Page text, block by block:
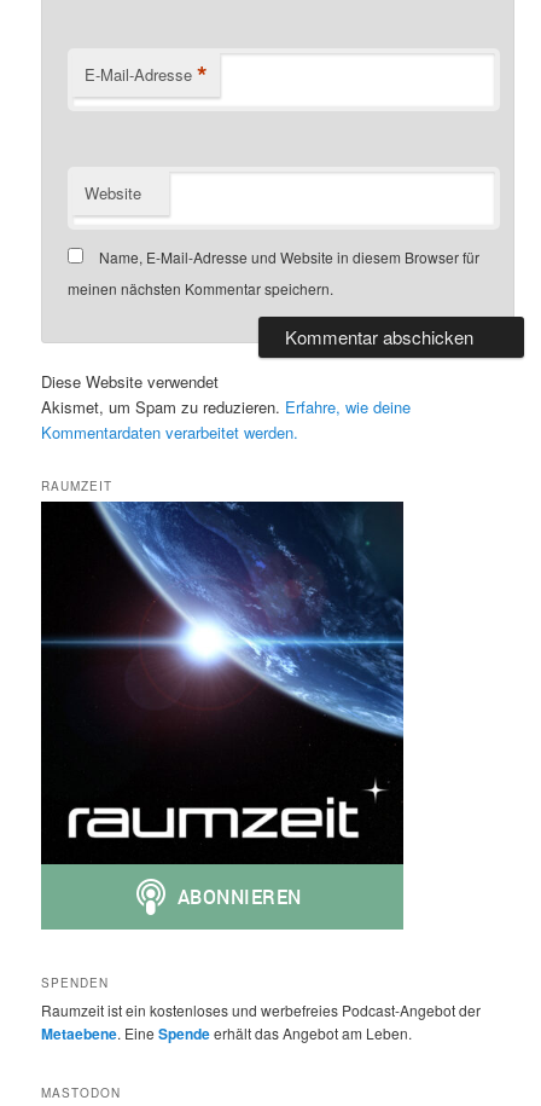
E-Mail-Adresse *
Website
Name, E-Mail-Adresse und Website in diesem Browser für
meinen nächsten Kommentar speichern.
Diese Website verwendet
Akismet, um Spam zu reduzieren. Erfahre, wie deine
Kommentardaten verarbeitet werden.
RAUMZEIT
SPENDEN
Raumzeit ist ein kostenloses und werbefreies Podcast-Angebot der
Metaebene. EineSpendeerhält das Angebot am Leben.
MASTODON